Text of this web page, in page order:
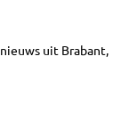
uit Brabant,